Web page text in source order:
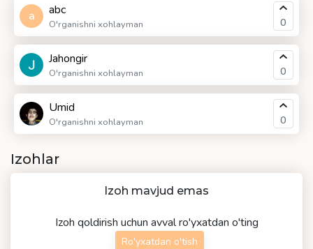
a abc
O'rganishni xohlayman 0
Jahongir
O'rganishni xohlayman 0
Umid
O'rganishni xohlayman 0
Izohlar
Izoh mavjud emas
Izoh qoldirish uchun avval ro'yxatdan o'ting
Ro'yxatdan o'tish